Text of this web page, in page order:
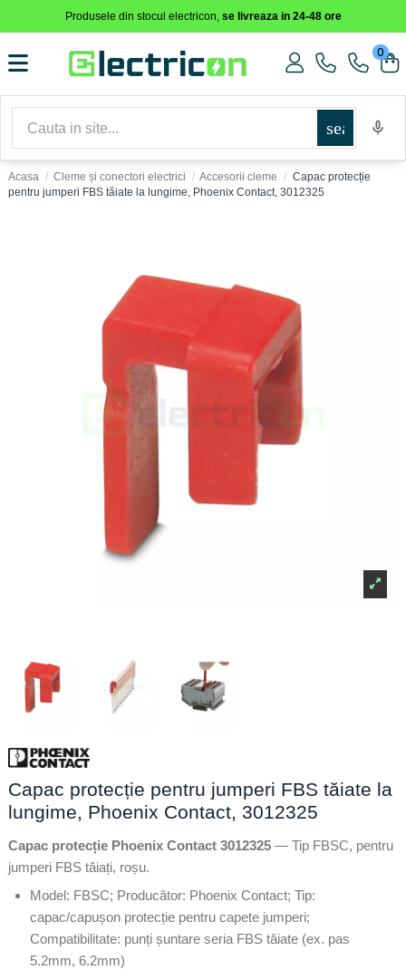
Produsele din stocul electricon, se livreaza in 24-48 ore
0
search
Acasa Cleme și conectori electrici Accesorii cleme
Capac protecție
pentru jumperi FBS tăiate la lungime, Phoenix Contact, 3012325
Capac protecție pentru jumperi FBS tăiate la
lungime, Phoenix Contact, 3012325
Capac protecție Phoenix Contact 3012325 — Tip FBSC, pentru
jumperi FBS tăiați, roșu.
Model: FBSC; Producător: Phoenix Contact; Tip:
capac/capușon protecție pentru capete jumperi;
Compatibilitate: punți șuntare seria FBS tăiate (ex. pas
5.2mm, 6.2mm)